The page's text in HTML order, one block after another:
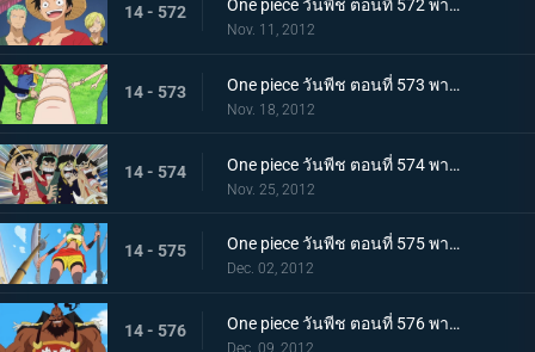
14 - 572 One piece วันพีช ตอนที่ 572 พากย์ไทย ความยุ่งยากโถมเข้าใส่ กับดักที่รออยู่ในนิวเวิลด์
Nov. 11, 2012
14 - 573 One piece วันพีช ตอนที่ 573 พากย์ไทย ในที่สุดก็ออกเรือ! ลาก่อนเกาะมนุษย์เงือก!
Nov. 18, 2012
14 - 574 One piece วันพีช ตอนที่ 574 พากย์ไทย สู่นิวเวิลด์! มุ่งไปยังทะเลที่แข็งแกร่งที่สุด
Nov. 25, 2012
14 - 575 One piece วันพีช ตอนที่ 575 พากย์ไทย ภาคความทะเยอทะยานของเซ็ตโต้ คนยักษ์ตัวน้อย ลินลี่!
Dec. 02, 2012
14 - 576 One piece วันพีช ตอนที่ 576 พากย์ไทย ภาคความทะเยอทะยานของเซ็ตโต้ กองทัพเรือปริศนาสุดแข็งแกร่งปรากฏตัว!
Dec. 09, 2012